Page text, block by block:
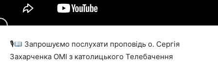
🎙
Запрошуємо послухати проповідь о. Сергія
Захарченка ОМІ з католицького Телебачення